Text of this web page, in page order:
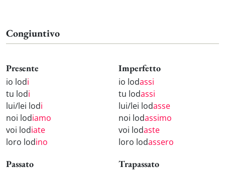
Congiuntivo
Presente
io lodi
tu lodi
lui/lei lodi
noi lodiamo
voi lodiate
loro lodino
Imperfetto
io lodassi
tu lodassi
lui/lei lodasse
noi lodassimo
voi lodaste
loro lodassero
Passato Trapassato